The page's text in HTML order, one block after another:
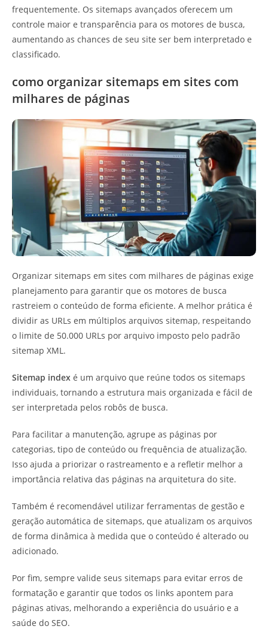
frequentemente. Os sitemaps avançados oferecem um
controle maior e transparência para os motores de busca,
aumentando as chances de seu site ser bem interpretado e
classificado.
como organizar sitemaps em sites com
milhares de páginas
Organizar sitemaps em sites com milhares de páginas exige
planejamento para garantir que os motores de busca
rastreiem o conteúdo de forma eficiente. A melhor prática é
dividir as URLs em múltiplos arquivos sitemap, respeitando
o limite de 50.000 URLs por arquivo imposto pelo padrão
sitemap XML.
Sitemap index é um arquivo que reúne todos os sitemaps
individuais, tornando a estrutura mais organizada e fácil de
ser interpretada pelos robôs de busca.
Para facilitar a manutenção, agrupe as páginas por
categorias, tipo de conteúdo ou frequência de atualização.
Isso ajuda a priorizar o rastreamento e a refletir melhor a
importância relativa das páginas na arquitetura do site.
Também é recomendável utilizar ferramentas de gestão e
geração automática de sitemaps, que atualizam os arquivos
de forma dinâmica à medida que o conteúdo é alterado ou
adicionado.
Por fim, sempre valide seus sitemaps para evitar erros de
formatação e garantir que todos os links apontem para
páginas ativas, melhorando a experiência do usuário e a
saúde do SEO.